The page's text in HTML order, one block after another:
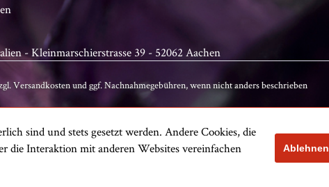
- Kleinmarschierstrasse 39 - 52062 Aachen
Versandkostenund ggf. Nachnahmegebühren, wenn nicht anders beschrieben
sind und stets gesetzt werden. Andere Cookies, die
die Interaktion mit anderen Websites vereinfachen
Ablehnen